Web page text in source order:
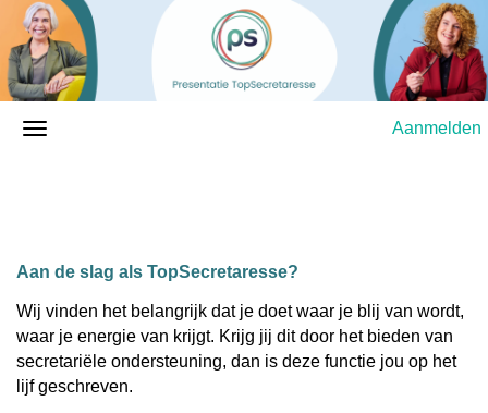
Aanmelden
Aan de slag als TopSecretaresse?
Wij vinden het belangrijk dat je doet waar je blij van wordt,
waar je energie van krijgt. Krijg jij dit door het bieden van
secretariële ondersteuning, dan is deze functie jou op het
lijf geschreven.